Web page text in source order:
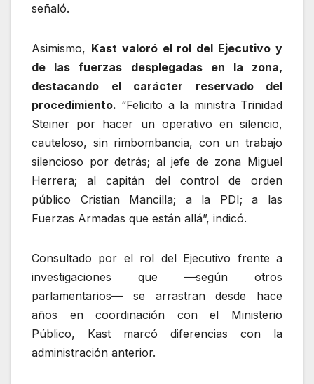
señaló.
Asimismo, Kast valoró el rol del Ejecutivo y
de las fuerzas desplegadas en la zona,
destacando el carácter reservado del
procedimiento. “Felicito a la ministra Trinidad
Steiner por hacer un operativo en silencio,
cauteloso, sin rimbombancia, con un trabajo
silencioso por detrás; al jefe de zona Miguel
Herrera; al capitán del control de orden
público Cristian Mancilla; a la PDI; a las
Fuerzas Armadas que están allá”, indicó.
Consultado por el rol del Ejecutivo frente a
investigaciones que —según otros
parlamentarios— se arrastran desde hace
años en coordinación con el Ministerio
Público, Kast marcó diferencias con la
administración anterior.